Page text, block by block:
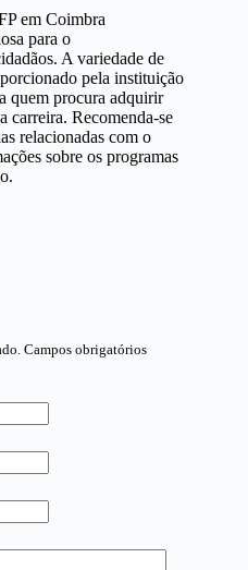
em Coimbra
para o
A variedade de
pela instituição
quem procura adquirir
carreira. Recomenda-se
relacionadas com o
sobre os programas
Campos obrigatórios